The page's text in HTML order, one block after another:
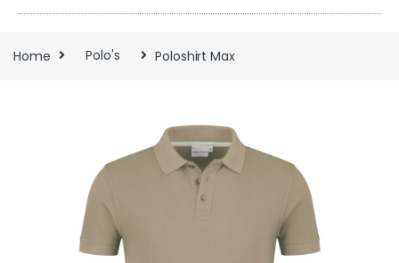
Home Polo's Poloshirt Max